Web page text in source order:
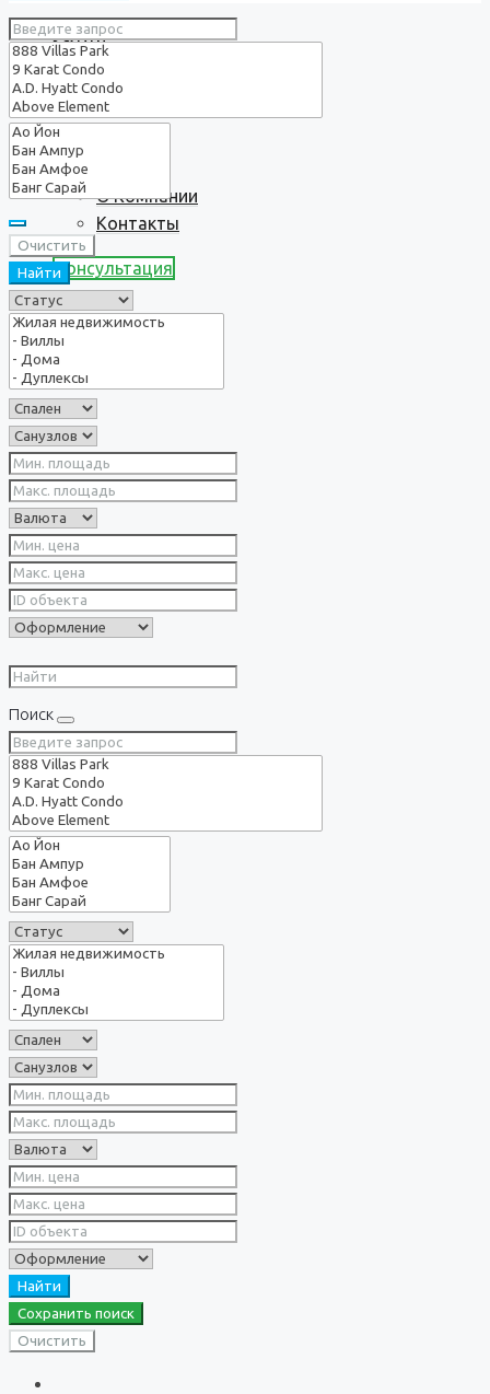
Услуги
О нас
О Компании
Контакты
Консультация
Очистить
Найти
Поиск
Найти
Сохранить поиск
Очистить